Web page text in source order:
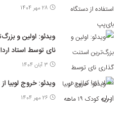
28 مهر 1404
ویدئو: اولین و
نای توسط استاد
3 آبان 1404
ویدئو: خروج لوبیا از
26 مهر 1404